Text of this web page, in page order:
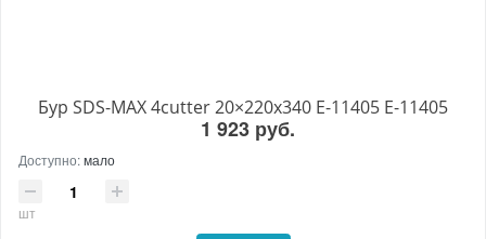
Бур SDS-MAX 4cutter 20×220x340 E-11405 E-11405
1 923 руб.
Доступно:мало
шт